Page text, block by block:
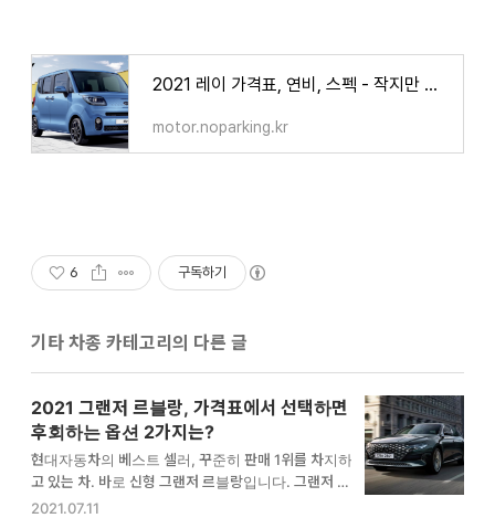
2021 레이 가격표, 연비, 스펙 - 작지만 작지않은 캠핑용 경차
motor.noparking.kr
6 구독하기
기타 차종 카테고리의 다른 글
2021 그랜저 르블랑, 가격표에서 선택하면
후회하는 옵션 2가지는?
현대자동차의 베스트 셀러, 꾸준히 판매 1위를 차지하
고 있는 차. 바로 신형 그랜저 르블랑입니다. 그랜저 르
블랑 가격표, 색상 정보와 선택하면 후회하는 옵션에 대
2021.07.11